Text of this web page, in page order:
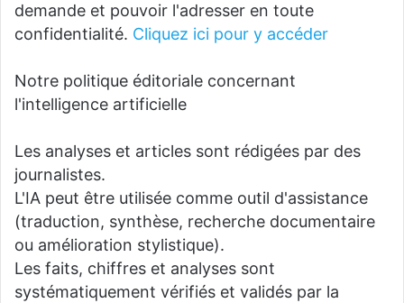
demande et pouvoir l'adresser en toute
confidentialité. Cliquez ici pour y accéder
Notre politique éditoriale concernant
l'intelligence artificielle
Les analyses et articles sont rédigées par des
journalistes.
L'IA peut être utilisée comme outil d'assistance
(traduction, synthèse, recherche documentaire
ou amélioration stylistique).
Les faits, chiffres et analyses sont
systématiquement vérifiés et validés par la